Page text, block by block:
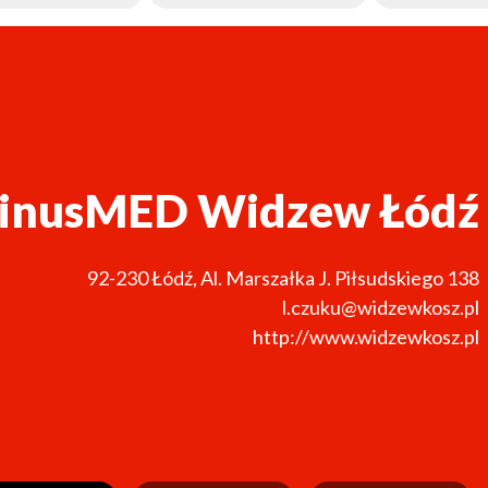
Widzew Łódź
92-230Łódź,Al. Marszałka J. Piłsudskiego 138
l.czuku@widzewkosz.pl
http://www.widzewkosz.pl